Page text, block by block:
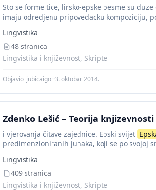
Sto se forme tice, lirsko-epske pesme su
imaju odredjenu pripovedacku kompoziciju,
Lingvistika
48 stranica
Lingvistika i književnost, Skripte
Objavio ljubicaigor·3. oktobar 2014.
Zdenko Lešić – Teorija knjizevnosti
i vjerovanja čitave zajednice. Epski svijet
predimenzioniranih junaka, koji se po svojoj
Lingvistika
409 stranica
Lingvistika i književnost, Skripte